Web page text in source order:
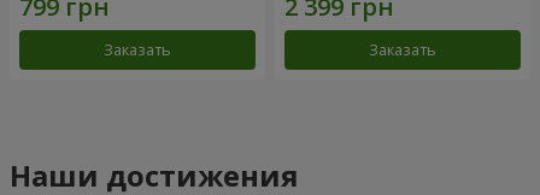
Заказать Заказать
Наши достижения